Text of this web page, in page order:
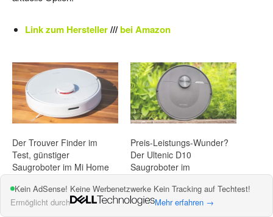
Link zum Hersteller///bei Amazon
Der Trouver Finder im
Test, günstiger
Saugroboter im Mi Home
16. März 2021
In "Haus und Garten"
Preis-Leistungs-Wunder?
Der Ultenic D10
Saugroboter im
5. Juli 2024
In "Saugroboter"
Kein AdSense! Keine Werbenetzwerke Kein Tracking auf Techtest!
Ermöglicht durch
Mehr erfahren →